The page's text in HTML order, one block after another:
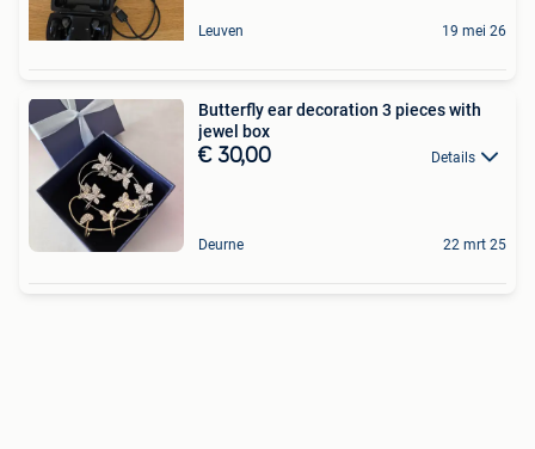
Leuven 19 mei 26
Butterfly ear decoration 3 pieces with
jewel box
€ 30,00 Details
Deurne 22 mrt 25